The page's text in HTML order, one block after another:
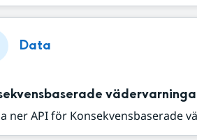
Data
ner API för Konsekvensbaserade